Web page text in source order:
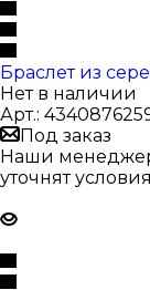
Браслет из
Нет в наличии
Арт.:
Под заказ
Наши
уточнят